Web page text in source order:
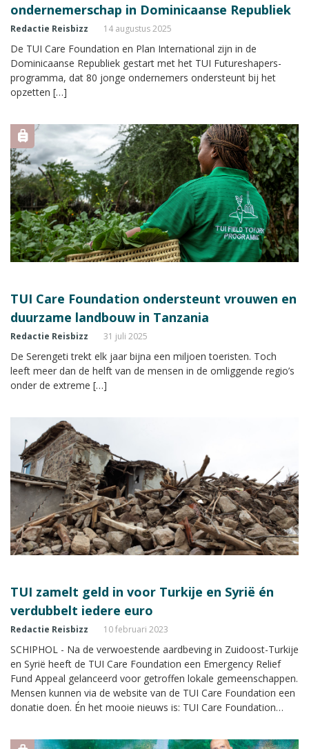
ondernemerschap in Dominicaanse Republiek
Redactie Reisbizz 14 augustus 2025
De TUI Care Foundation en Plan International zijn in de
Dominicaanse Republiek gestart met het TUI Futureshapers-
programma, dat 80 jonge ondernemers ondersteunt bij het
opzetten […]
TUI Care Foundation ondersteunt vrouwen en
duurzame landbouw in Tanzania
Redactie Reisbizz 31 juli 2025
De Serengeti trekt elk jaar bijna een miljoen toeristen. Toch
leeft meer dan de helft van de mensen in de omliggende regio’s
onder de extreme […]
TUI zamelt geld in voor Turkije en Syrië én
verdubbelt iedere euro
Redactie Reisbizz 10 februari 2023
SCHIPHOL - Na de verwoestende aardbeving in Zuidoost-Turkije
en Syrië heeft de TUI Care Foundation een Emergency Relief
Fund Appeal gelanceerd voor getroffen lokale gemeenschappen.
Mensen kunnen via de website van de TUI Care Foundation een
donatie doen. Én het mooie nieuws is: TUI Care Foundation